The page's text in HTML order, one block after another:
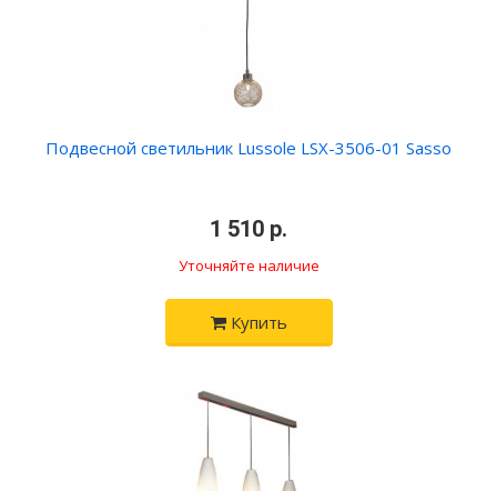
Подвесной светильник Lussole LSX-3506-01 Sasso
1 510 р.
Уточняйте наличие
Купить